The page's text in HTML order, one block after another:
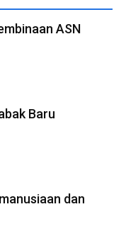
ASN
Baru
dan